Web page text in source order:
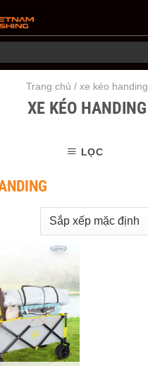
Trang chủ / xe kéo handing
XE KÉO HANDING
LỌC